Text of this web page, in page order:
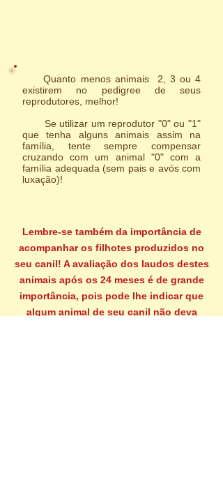
Quanto menos animais 2, 3 ou 4
existirem no pedigree de seus
reprodutores, melhor!
Se utilizar um reprodutor "0" ou "1"
que tenha alguns animais assim na
família, tente sempre compensar
cruzando com um animal "0" com a
família adequada (sem pais e avós com
luxação)!
Lembre-se também da importância de
acompanhar os filhotes produzidos no
seu canil! A avaliação dos laudos destes
animais após os 24 meses é de grande
importância, pois pode lhe indicar que
algum animal de seu canil não deva